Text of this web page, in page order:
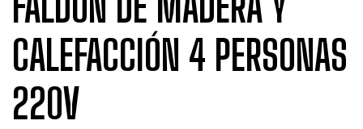
CALEFACCIÓN 4 PERSONAS
220V